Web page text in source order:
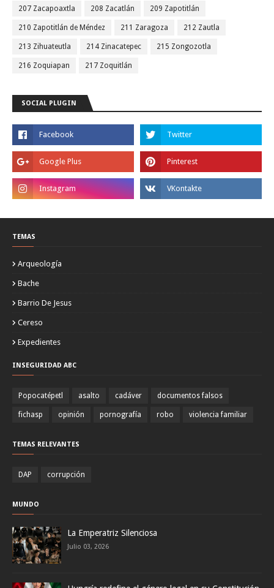
207 Zacapoaxtla 208 Zacatlán 209 Zapotitlán
210 Zapotitlán de Méndez 211 Zaragoza 212 Zautla
213 Zihuateutla 214 Zinacatepec 215 Zongozotla
216 Zoquiapan 217 Zoquitlán
SOCIAL PLUGIN
TEMAS
Arqueología
Bache
Barrio De Jesus
Cereso
Expedientes
INSEGURIDAD ABC
Popocatépetl asalto cadáver documentos falsos
fichasp opinión pornografía robo violencia familiar
TEMAS RELEVANTES
DAP corrupción
MUNDO
La Emperatriz Silenciosa
Julio 03, 2026